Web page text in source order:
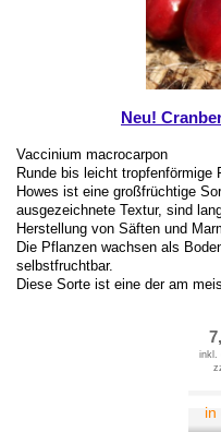
Neu!
Vaccinium macrocarpon
Runde bis leicht
Howes ist eine großfrüchtige
ausgezeichnete Textur, sind
Herstellung von Säften und
Die Pflanzen wachsen als
selbstfruchtbar.
Diese Sorte ist eine der am
inkl.
in